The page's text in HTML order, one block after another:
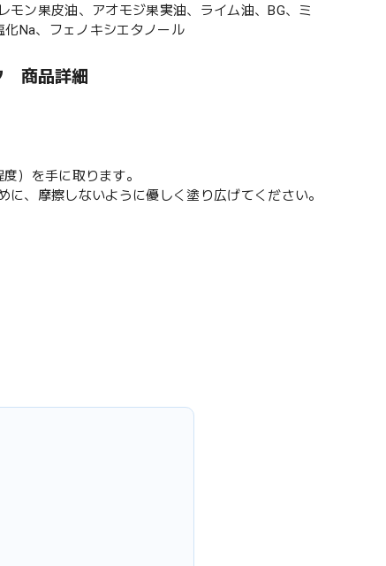
ン果皮油、アオモジ果実油、ライム油、BG、ミ
Na、フェノキシエタノール
商品詳細
）を手に取ります。
、摩擦しないように優しく塗り広げてください。